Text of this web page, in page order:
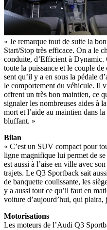
« Je remarque tout de suite la
Start/Stop très efficace. On a le
conduite, d’Efficient à Dynamic.
toute la puissance et le couple
sent qu’il y a en sous la pédale
le comportement du véhicule. Il
offrent un très bon maintien, ce
signaler les nombreuses aides à
mort et l’aide au maintien dans
bluffant. »
Bilan
« C’est un SUV compact pour
ligne magnifique lui permet de
est aussi à l’aise en ville avec
trajets. Le Q3 Sportback sait
de banquette coulissante, les
y a aussi tout ce qu’il faut en
voiture d’aujourd’hui, qui plaira,
Motorisations
Les moteurs de l’Audi Q3